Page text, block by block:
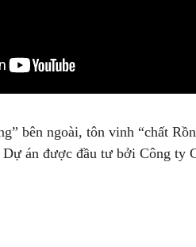
bên ngoài, tôn vinh “chất
án được đầu tư bởi Công ty